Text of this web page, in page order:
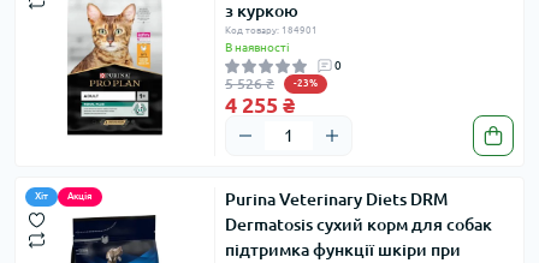
з куркою
Код товару: 184901
В наявності
0
5 526 ₴ -23%
4 255 ₴
Хіт Акція
Purina Veterinary Diets DRM
Dermatosis сухий корм для собак
підтримка функції шкіри при